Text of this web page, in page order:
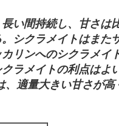
い間持続し、甘さは
シクラメイトはまた
リンへのシクラメイ
ラメイトの利点はよ
適量大きい甘さが